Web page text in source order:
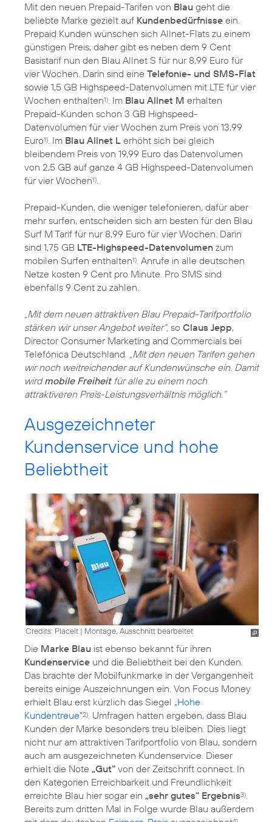
Mit den neuen Prepaid-Tarifen von Blau geht die
beliebte Marke gezielt auf Kundenbedürfnisse ein.
Prepaid Kunden wünschen sich Allnet-Flats zu einem
günstigen Preis, daher gibt es neben dem 9 Cent
Basistarif nun den Blau Allnet S für nur 8,99 Euro für
vier Wochen. Darin sind eine Telefonie- und SMS-Flat
sowie 1,5 GB Highspeed-Datenvolumen mit LTE für vier
Wochen enthalten1). Im Blau Allnet M erhalten
Prepaid-Kunden schon 3 GB Highspeed-
Datenvolumen für vier Wochen zum Preis von 13,99
Euro1). Im Blau Allnet L erhöht sich bei gleich
bleibendem Preis von 19,99 Euro das Datenvolumen
von 2,5 GB auf ganze 4 GB Highspeed-Datenvolumen
für vier Wochen1).
Prepaid-Kunden, die weniger telefonieren, dafür aber
mehr surfen, entscheiden sich am besten für den Blau
Surf M Tarif für nur 8,99 Euro für vier Wochen. Darin
sind 1,75 GB LTE-Highspeed-Datenvolumen zum
mobilen Surfen enthalten1). Anrufe in alle deutschen
Netze kosten 9 Cent pro Minute. Pro SMS sind
ebenfalls 9 Cent zu zahlen.
„Mit dem neuen attraktiven Blau Prepaid-Tarifportfolio
stärken wir unser Angebot weiter“, so Claus Jepp,
Director Consumer Marketing and Commercials bei
Telefónica Deutschland. „Mit den neuen Tarifen gehen
wir noch weitreichender auf Kundenwünsche ein. Damit
wirdmobile Freiheitfür alle zu einem noch
attraktiveren Preis-Leistungsverhältnis möglich.“
Ausgezeichneter
Kundenservice und hohe
Beliebtheit
Credits: Placeit | Montage, Ausschnitt bearbeitet
Die Marke Blau ist ebenso bekannt für ihren
Kundenservice und die Beliebtheit bei den Kunden.
Das brachte der Mobilfunkmarke in der Vergangenheit
bereits einige Auszeichnungen ein. Von Focus Money
erhielt Blau erst kürzlich das Siegel „Hohe
Kundentreue“2) . Umfragen hatten ergeben, dass Blau
Kunden der Marke besonders treu bleiben. Dies liegt
nicht nur am attraktiven Tarifportfolio von Blau, sondern
auch am ausgezeichneten Kundenservice. Dieser
erhielt die Note „Gut“ von der Zeitschrift connect. In
den Kategorien Erreichbarkeit und Freundlichkeit
erreichte Blau hier sogar ein „sehr gutes“ Ergebnis3)
Bereits zum dritten Mal in Folge wurde Blau außerdem